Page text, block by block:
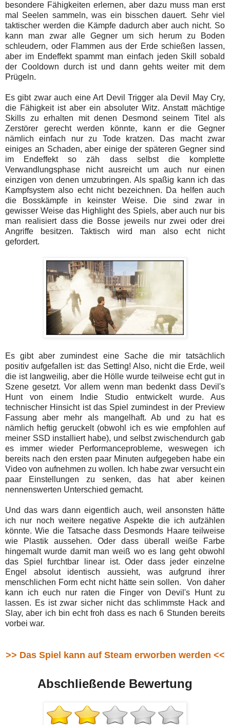
besondere Fähigkeiten erlernen, aber dazu muss man erst
mal Seelen sammeln, was ein bisschen dauert. Sehr viel
taktischer werden die Kämpfe dadurch aber auch nicht. So
kann man zwar alle Gegner um sich herum zu Boden
schleudern, oder Flammen aus der Erde schießen lassen,
aber im Endeffekt spammt man einfach jeden Skill sobald
der Cooldown durch ist und dann gehts weiter mit dem
Prügeln.
Es gibt zwar auch eine Art Devil Trigger ala Devil May Cry,
die Fähigkeit ist aber ein absoluter Witz. Anstatt mächtige
Skills zu erhalten mit denen Desmond seinem Titel als
Zerstörer gerecht werden könnte, kann er die Gegner
nämlich einfach nur zu Tode kratzen. Das macht zwar
einiges an Schaden, aber einige der späteren Gegner sind
im Endeffekt so zäh dass selbst die komplette
Verwandlungsphase nicht ausreicht um auch nur einen
einzigen von denen umzubringen. Als spaßig kann ich das
Kampfsystem also echt nicht bezeichnen. Da helfen auch
die Bosskämpfe in keinster Weise. Die sind zwar in
gewisser Weise das Highlight des Spiels, aber auch nur bis
man realisiert dass die Bosse jeweils nur zwei oder drei
Angriffe besitzen. Taktisch wird man also echt nicht
gefordert.
Es gibt aber zumindest eine Sache die mir tatsächlich
positiv aufgefallen ist: das Setting! Also, nicht die Erde, weil
die ist langweilig, aber die Hölle wurde teilweise echt gut in
Szene gesetzt. Vor allem wenn man bedenkt dass Devil's
Hunt von einem Indie Studio entwickelt wurde. Aus
technischer Hinsicht ist das Spiel zumindest in der Preview
Fassung aber mehr als mangelhaft. Ab und zu hat es
nämlich heftig geruckelt (obwohl ich es wie empfohlen auf
meiner SSD installiert habe), und selbst zwischendurch gab
es immer wieder Performanceprobleme, weswegen ich
bereits nach den ersten paar Minuten aufgegeben habe ein
Video von aufnehmen zu wollen. Ich habe zwar versucht ein
paar Einstellungen zu senken, das hat aber keinen
nennenswerten Unterschied gemacht.
Und das wars dann eigentlich auch, weil ansonsten hätte
ich nur noch weitere negative Aspekte die ich aufzählen
könnte. Wie die Tatsache dass Desmonds Haare teilweise
wie Plastik aussehen. Oder dass überall weiße Farbe
hingemalt wurde damit man weiß wo es lang geht obwohl
das Spiel furchtbar linear ist. Oder dass jeder einzelne
Engel absolut identisch aussieht, was aufgrund ihrer
menschlichen Form echt nicht hätte sein sollen. Von daher
kann ich euch nur raten die Finger von Devil's Hunt zu
lassen. Es ist zwar sicher nicht das schlimmste Hack and
Slay, aber ich bin echt froh dass es nach 6 Stunden bereits
vorbei war.
>> Das Spiel kann auf Steam erworben werden <<
Abschließende Bewertung